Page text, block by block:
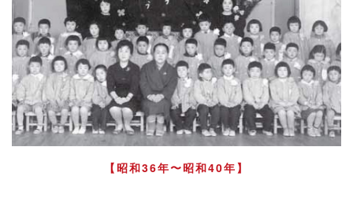
【昭和36年〜昭和40年】